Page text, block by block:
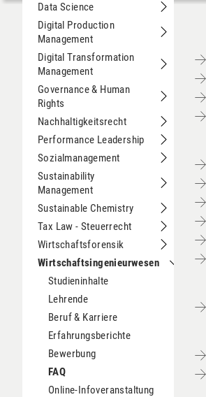
Data Science
Digital Production
Management
Digital Transformation
Management
Governance & Human
Rights
Nachhaltigkeitsrecht
Performance Leadership
Sozialmanagement
Sustainability
Management
Sustainable Chemistry
Tax Law - Steuerrecht
Wirtschaftsforensik
Wirtschaftsingenieurwesen
Studieninhalte
Lehrende
Beruf & Karriere
Erfahrungsberichte
Bewerbung
FAQ
Online-Infoveranstaltung